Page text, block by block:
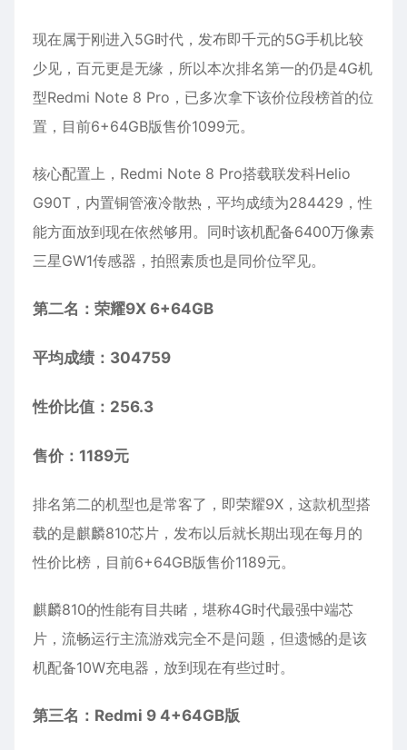
现在属于刚进入5G时代，发布即千元的5G手机比较
少见，百元更是无缘，所以本次排名第一的仍是4G机
型Redmi Note 8 Pro，已多次拿下该价位段榜首的位
置，目前6+64GB版售价1099元。
核心配置上，Redmi Note 8 Pro搭载联发科Helio
G90T，内置铜管液冷散热，平均成绩为284429，性
能方面放到现在依然够用。同时该机配备6400万像素
三星GW1传感器，拍照素质也是同价位罕见。
第二名：荣耀9X 6+64GB
平均成绩：304759
性价比值：256.3
售价：1189元
排名第二的机型也是常客了，即荣耀9X，这款机型搭
载的是麒麟810芯片，发布以后就长期出现在每月的
性价比榜，目前6+64GB版售价1189元。
麒麟810的性能有目共睹，堪称4G时代最强中端芯
片，流畅运行主流游戏完全不是问题，但遗憾的是该
机配备10W充电器，放到现在有些过时。
第三名：Redmi 9 4+64GB版